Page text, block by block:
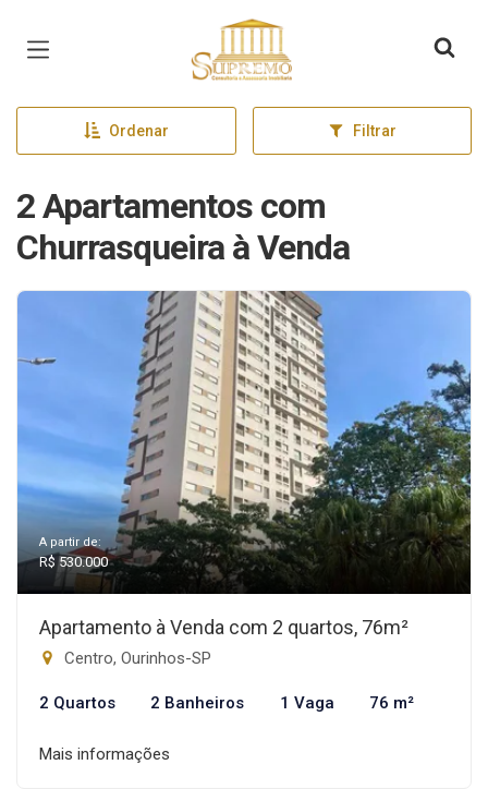
Página inicial
Ordenar Filtrar
2 Apartamentos com
Churrasqueira à Venda
A partir de:
R$ 530.000
Apartamento à Venda com 2 quartos, 76m²
Centro, Ourinhos-SP
2 Quartos 2 Banheiros 1 Vaga 76 m²
Mais informações